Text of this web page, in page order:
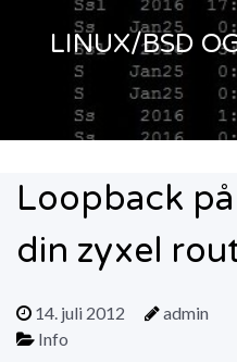
LINUX/BSD
Loopback på
din zyxel
14. juli 2012
admin
Info